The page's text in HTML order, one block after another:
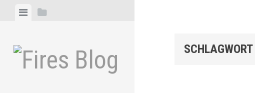
MenüSeitenleiste